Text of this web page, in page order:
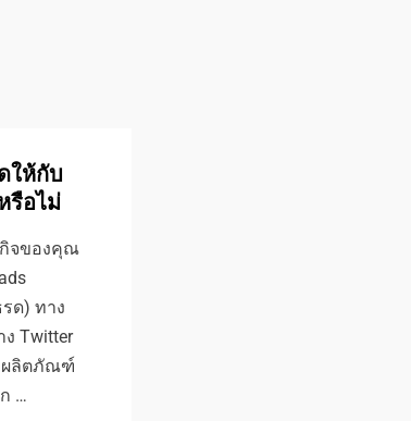
ให้กับ
รือไม่
กิจของคุณ
รด) ทาง
Twitter
ผลิตภัณฑ์
…